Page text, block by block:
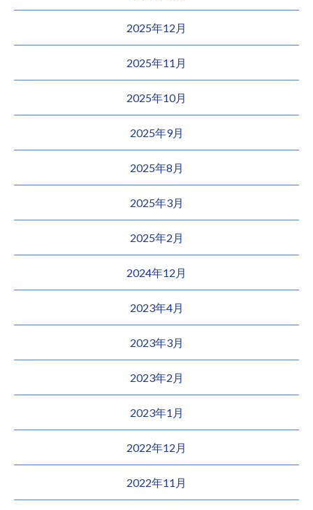
2025年12月
2025年11月
2025年10月
2025年9月
2025年8月
2025年3月
2025年2月
2024年12月
2023年4月
2023年3月
2023年2月
2023年1月
2022年12月
2022年11月